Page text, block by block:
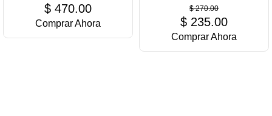
$ 470.00
Comprar Ahora
$270.00
$ 235.00
Comprar Ahora